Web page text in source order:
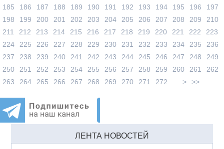
185
186 187 188 189 190 191 192 193 194 195 196
197
198
199 200 201 202 203 204 205 206 207 208 209
210
211
212 213 214 215 216 217 218 219 220 221 222
223
224
225 226 227 228 229 230 231 232 233 234 235
236
237
238 239 240 241 242 243 244 245 246 247 248
249
250
251 252 253 254 255 256 257 258 259 260 261
262
263
264 265 266 267 268 269 270 271 272 > >>
ЛЕНТА НОВОСТЕЙ